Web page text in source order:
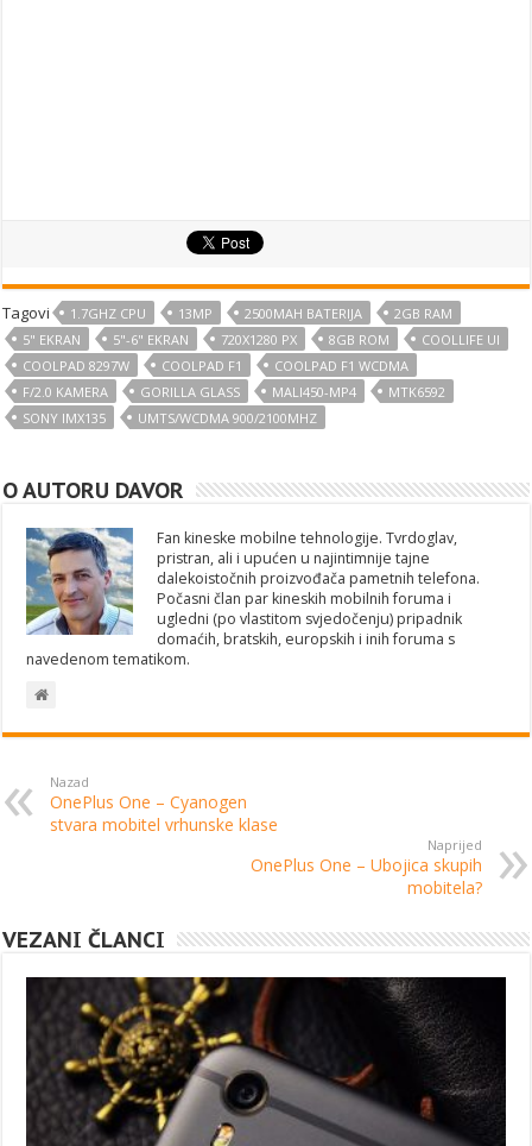
Tagovi 1.7GHZ CPU 13MP 2500MAH BATERIJA
2GB RAM
5" EKRAN
5"-6" EKRAN 720X1280 PX 8GB ROM
COOLLIFE UI
COOLPAD 8297W
COOLPAD F1
COOLPAD F1 WCDMA
F/2.0 KAMERA
GORILLA GLASS MALI450-MP4
MTK6592
SONY IMX135
UMTS/WCDMA 900/2100MHZ
O AUTORU DAVOR
Fan kineske mobilne tehnologije. Tvrdoglav,
pristran, ali i upućen u najintimnije tajne
dalekoistočnih proizvođača pametnih telefona.
Počasni član par kineskih mobilnih foruma i
ugledni (po vlastitom svjedočenju) pripadnik
domaćih, bratskih, europskih i inih foruma s
navedenom tematikom.
Nazad
OnePlus One – Cyanogen
stvara mobitel vrhunske klase
Naprijed
OnePlus One – Ubojica skupih
mobitela?
VEZANI ČLANCI